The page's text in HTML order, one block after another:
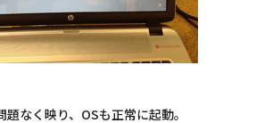
なく映り、OSも正常に起動。